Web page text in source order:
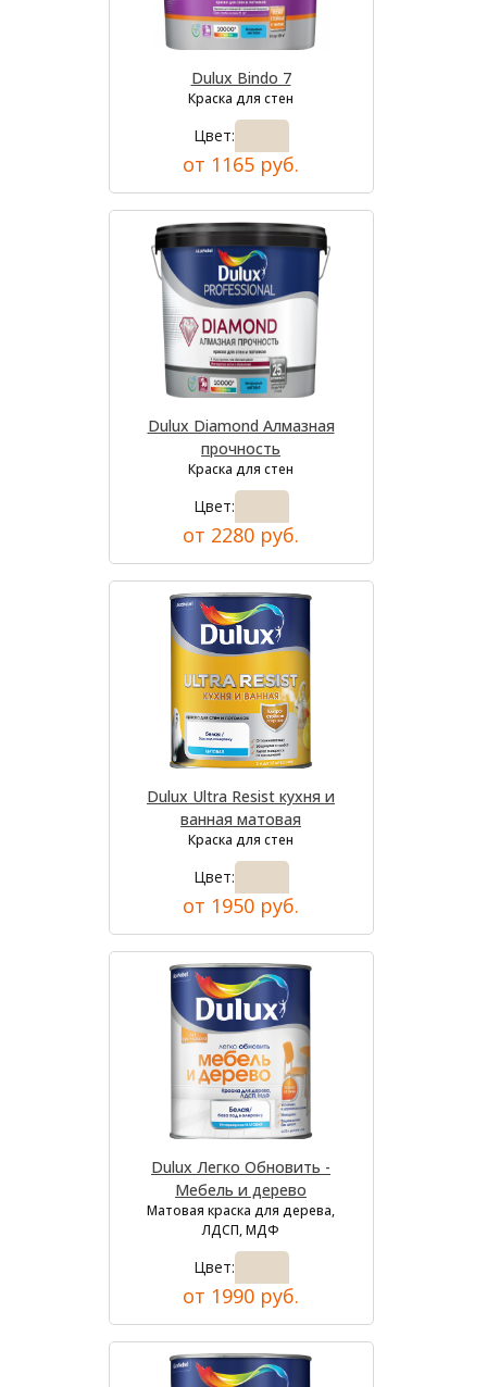
Dulux Bindo 7
Краска для стен
Цвет:
от 1165 руб.
Dulux Diamond Алмазная
прочность
Краска для стен
Цвет:
от 2280 руб.
Dulux Ultra Resist кухня и
ванная матовая
Краска для стен
Цвет:
от 1950 руб.
Dulux Легко Обновить -
Мебель и дерево
Матовая краска для дерева,
ЛДСП, МДФ
Цвет:
от 1990 руб.